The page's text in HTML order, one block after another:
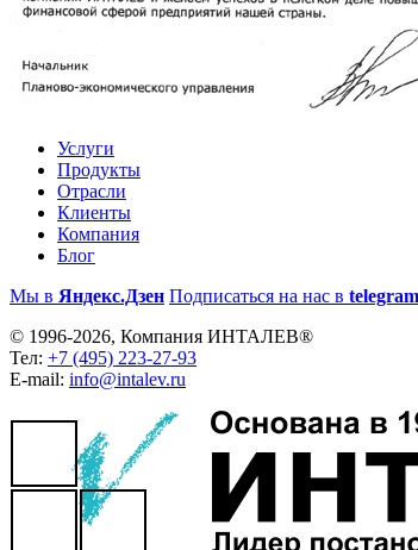
Услуги
Продукты
Отрасли
Клиенты
Компания
Блог
Мы в Яндекс.Дзен Подписаться на нас в telegram
© 1996-2026, Компания ИНТАЛЕВ®
Тел: +7 (495) 223-27-93
E-mail: info@intalev.ru